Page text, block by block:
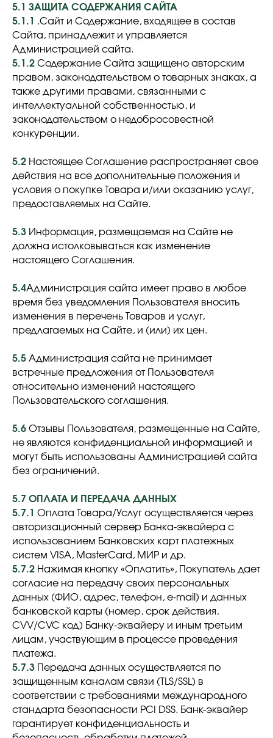
5.1 ЗАЩИТА СОДЕРЖАНИЯ САЙТА
5.1.1 .Сайт и Содержание, входящее в состав
Сайта, принадлежит и управляется
Администрацией сайта.
5.1.2 Содержание Сайта защищено авторским
правом, законодательством о товарных знаках, а
также другими правами, связанными с
интеллектуальной собственностью, и
законодательством о недобросовестной
конкуренции.
5.2 Настоящее Соглашение распространяет свое
действия на все дополнительные положения и
условия о покупке Товара и/или оказанию услуг,
предоставляемых на Сайте.
5.3 Информация, размещаемая на Сайте не
должна истолковываться как изменение
настоящего Соглашения.
5.4Администрация сайта имеет право в любое
время без уведомления Пользователя вносить
изменения в перечень Товаров и услуг,
предлагаемых на Сайте, и (или) их цен.
5.5 Администрация сайта не принимает
встречные предложения от Пользователя
относительно изменений настоящего
Пользовательского соглашения.
5.6 Отзывы Пользователя, размещенные на Сайте,
не являются конфиденциальной информацией и
могут быть использованы Администрацией сайта
без ограничений.
5.7 ОПЛАТА И ПЕРЕДАЧА ДАННЫХ
5.7.1 Оплата Товара/Услуг осуществляется через
авторизационный сервер Банка-эквайера с
использованием Банковских карт платежных
систем VISA, MasterCard, МИР и др.
5.7.2 Нажимая кнопку «Оплатить», Покупатель дает
согласие на передачу своих персональных
данных (ФИО, адрес, телефон, e-mail) и данных
банковской карты (номер, срок действия,
CVV/CVC код) Банку-эквайеру и иным третьим
лицам, участвующим в процессе проведения
платежа.
5.7.3 Передача данных осуществляется по
защищенным каналам связи (TLS/SSL) в
соответствии с требованиями международного
стандарта безопасности PCI DSS. Банк-эквайер
гарантирует конфиденциальность и